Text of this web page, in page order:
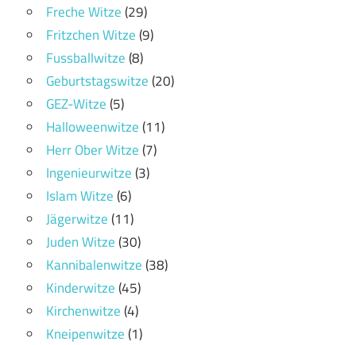
Freche Witze(29)
Fritzchen Witze(9)
Fussballwitze(8)
Geburtstagswitze(20)
GEZ-Witze(5)
Halloweenwitze(11)
Herr Ober Witze(7)
Ingenieurwitze(3)
Islam Witze(6)
Jägerwitze(11)
Juden Witze(30)
Kannibalenwitze(38)
Kinderwitze(45)
Kirchenwitze(4)
Kneipenwitze(1)